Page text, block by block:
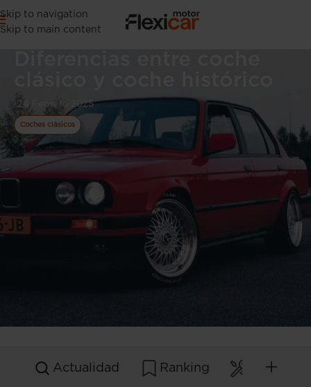
Skip to navigation
Skip to main content
24 Febrero 2025
Coches clásicos
Actualidad Ranking